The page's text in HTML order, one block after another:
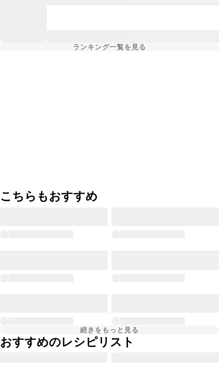
ランキング一覧を見る
こちらもおすすめ
続きをもっと見る
おすすめのレシピリスト